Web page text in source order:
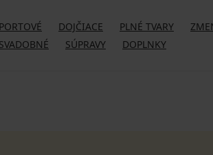
DOJČIACE PLNÉ TVARY
SVADOBNÉ SÚPRAVY DOPLNKY